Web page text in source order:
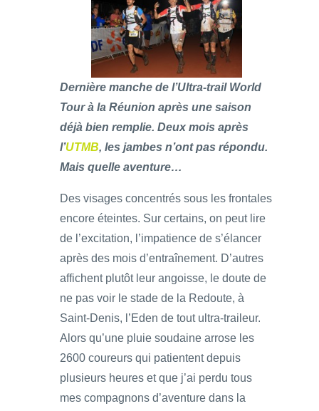
Dernière manche de l’Ultra-trail World
Tour à la Réunion après une saison
déjà bien remplie. Deux mois après
l’UTMB, les jambes n’ont pas répondu.
Mais quelle aventure…
Des visages concentrés sous les frontales
encore éteintes. Sur certains, on peut lire
de l’excitation, l’impatience de s’élancer
après des mois d’entraînement. D’autres
affichent plutôt leur angoisse, le doute de
ne pas voir le stade de la Redoute, à
Saint-Denis, l’Eden de tout ultra-traileur.
Alors qu’une pluie soudaine arrose les
2600 coureurs qui patientent depuis
plusieurs heures et que j’ai perdu tous
mes compagnons d’aventure dans la